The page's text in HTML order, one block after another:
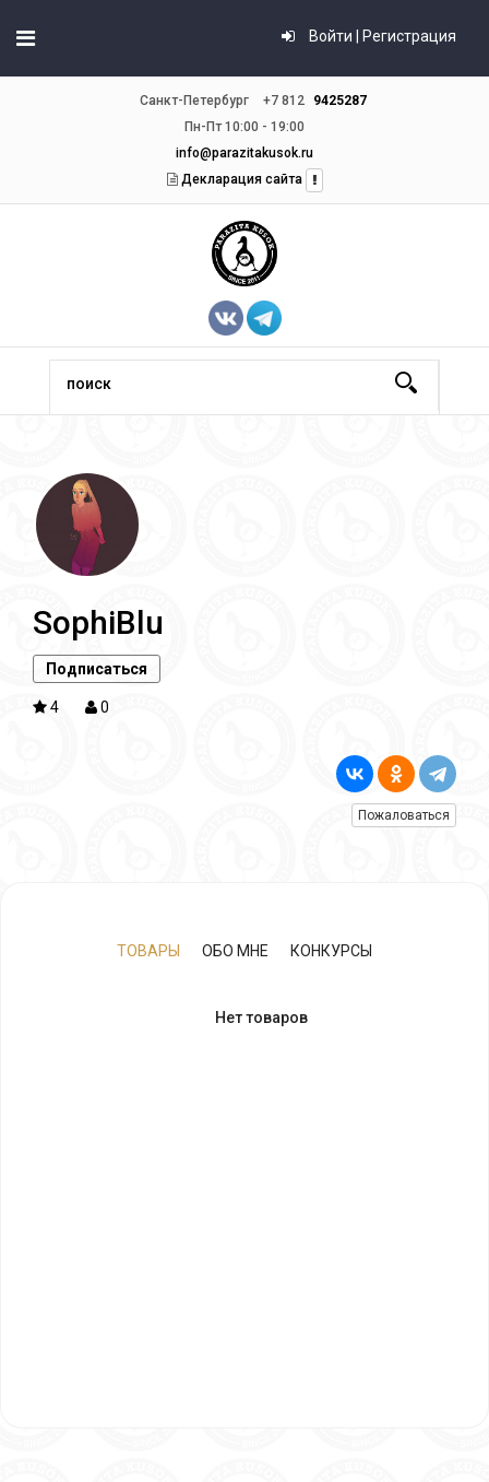
Войти | Регистрация
Санкт-Петербург +7 812
9425287
Пн-Пт 10:00 - 19:00
info@parazitakusok.ru
Декларация сайта
SophiBlu
Подписаться
4 0
Пожаловаться
ТОВАРЫ ОБО МНЕ КОНКУРСЫ
Нет товаров